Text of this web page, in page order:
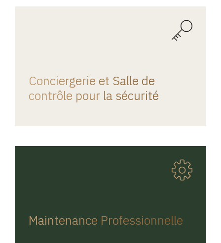
Conciergerie et Salle de
contrôle pour la sécurité
Maintenance Professionnelle